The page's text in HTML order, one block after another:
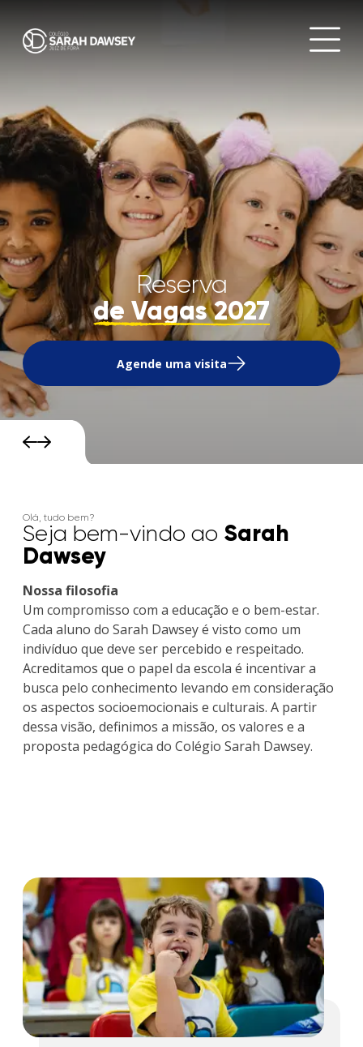
Reserva
de Vagas 2027
Agende uma visita
Olá, tudo bem?
Seja bem-vindo ao Sarah
Dawsey
Nossa filosofia
Um compromisso com a educação e o bem-estar.
Cada aluno do Sarah Dawsey é visto como um
indivíduo que deve ser percebido e respeitado.
Acreditamos que o papel da escola é incentivar a
busca pelo conhecimento levando em consideração
os aspectos socioemocionais e culturais. A partir
dessa visão, definimos a missão, os valores e a
proposta pedagógica do Colégio Sarah Dawsey.